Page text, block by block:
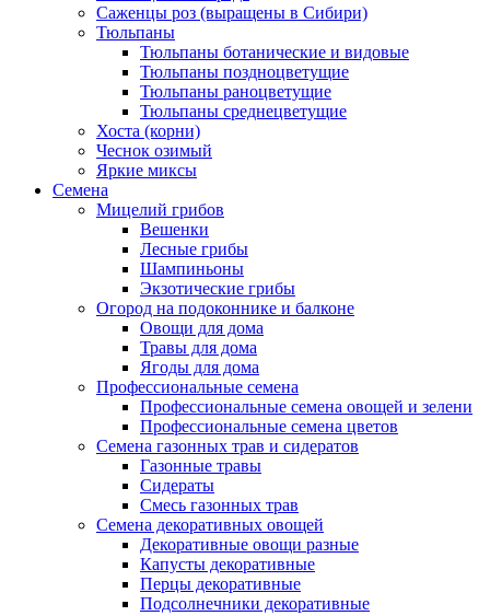
Саженцы роз (выращены в Сибири)
Тюльпаны
Тюльпаны ботанические и видовые
Тюльпаны поздноцветущие
Тюльпаны раноцветущие
Тюльпаны среднецветущие
Хоста (корни)
Чеснок озимый
Яркие миксы
Семена
Мицелий грибов
Вешенки
Лесные грибы
Шампиньоны
Экзотические грибы
Огород на подоконнике и балконе
Овощи для дома
Травы для дома
Ягоды для дома
Профессиональные семена
Профессиональные семена овощей и зелени
Профессиональные семена цветов
Семена газонных трав и сидератов
Газонные травы
Сидераты
Смесь газонных трав
Семена декоративных овощей
Декоративные овощи разные
Капусты декоративные
Перцы декоративные
Подсолнечники декоративные